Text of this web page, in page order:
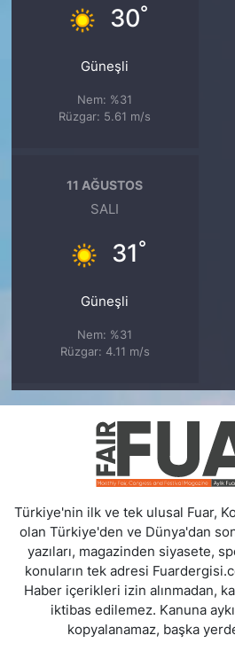
30°
Güneşli
Nem: %31
Rüzgar: 5.61 m/s
11 AĞUSTOS
SALI
31°
Güneşli
Nem: %31
Rüzgar: 4.11 m/s
Türkiye'nin ilk ve tek ulusal Fuar,
olan Türkiye'den ve Dünya'dan
yazıları, magazinden siyasete,
konuların tek adresi
Haber içerikleri izin alınmadan,
iktibas edilemez. Kanuna
kopyalanamaz, başka